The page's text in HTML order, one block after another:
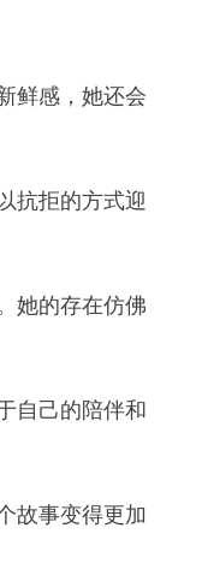
鲜感，她还会
抗拒的方式迎
她的存在仿佛
自己的陪伴和
故事变得更加